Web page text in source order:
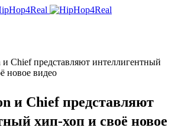
и Chief представляют интеллигентный
новое видео
и Chief представляют
хип-хоп и своё новое